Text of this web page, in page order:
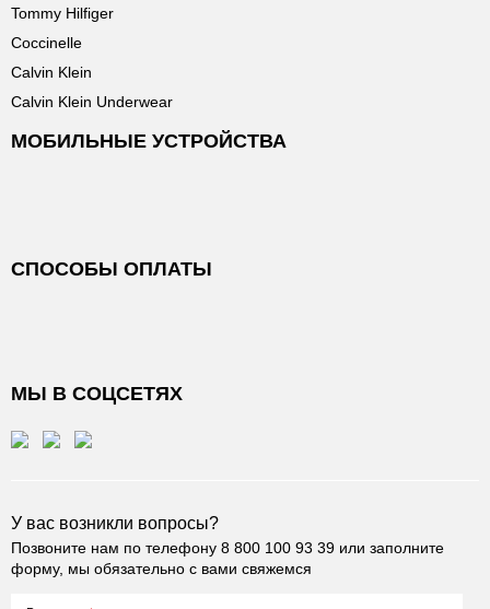
Tommy Hilfiger
Coccinelle
Calvin Klein
Calvin Klein Underwear
МОБИЛЬНЫЕ УСТРОЙСТВА
СПОСОБЫ ОПЛАТЫ
МЫ В СОЦСЕТЯХ
У вас возникли вопросы?
Позвоните нам по телефону 8 800 100 93 39 или заполните
форму, мы обязательно с вами свяжемся